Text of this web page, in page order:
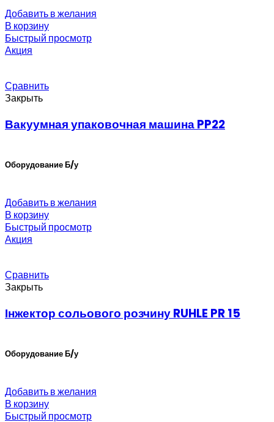
Добавить в желания
В корзину
Быстрый просмотр
Акция
Сравнить
Закрыть
Вакуумная упаковочная машина PP22
Оборудование Б/у
Добавить в желания
В корзину
Быстрый просмотр
Акция
Сравнить
Закрыть
Інжектор сольового розчину RUHLE PR 15
Оборудование Б/у
Добавить в желания
В корзину
Быстрый просмотр